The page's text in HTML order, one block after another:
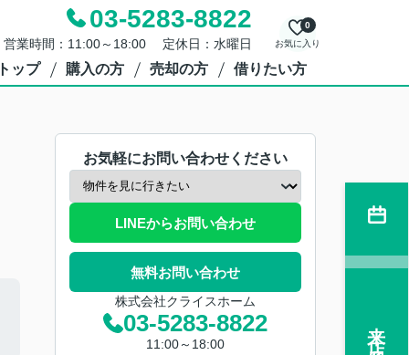
03-5283-8822
営業時間：11:00～18:00 定休日：水曜日 お気に入り
0
ップ 購入の方 売却の方 借りたい方
お気軽にお問い合わせください
LINEからお問い合わせ
無料お問い合わせ
株式会社クライスホーム
03-5283-8822
11:00～18:00
来店予約